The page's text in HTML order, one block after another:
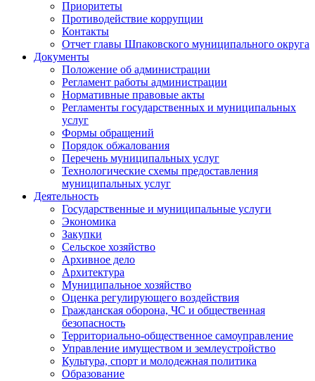
Приоритеты
Противодействие коррупции
Контакты
Отчет главы Шпаковского муниципального округа
Документы
Положение об администрации
Регламент работы администрации
Нормативные правовые акты
Регламенты государственных и муниципальных
услуг
Формы обращений
Порядок обжалования
Перечень муниципальных услуг
Технологические схемы предоставления
муниципальных услуг
Деятельность
Государственные и муниципальные услуги
Экономика
Закупки
Сельское хозяйство
Архивное дело
Архитектура
Муниципальное хозяйство
Оценка регулирующего воздействия
Гражданская оборона, ЧС и общественная
безопасность
Территориально-общественное самоуправление
Управление имуществом и землеустройство
Культура, спорт и молодежная политика
Образование